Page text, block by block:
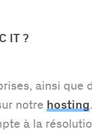
IT ?
ainsi
notre hosting
à la